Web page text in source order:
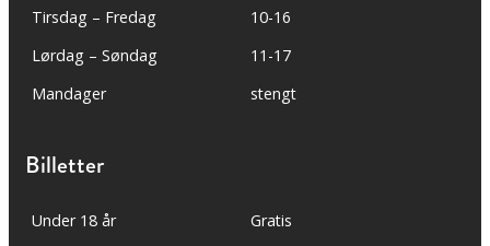
Tirsdag – Fredag
10-16
Lørdag – Søndag
11-17
Mandager
stengt
Billetter
Under 18 år
Gratis